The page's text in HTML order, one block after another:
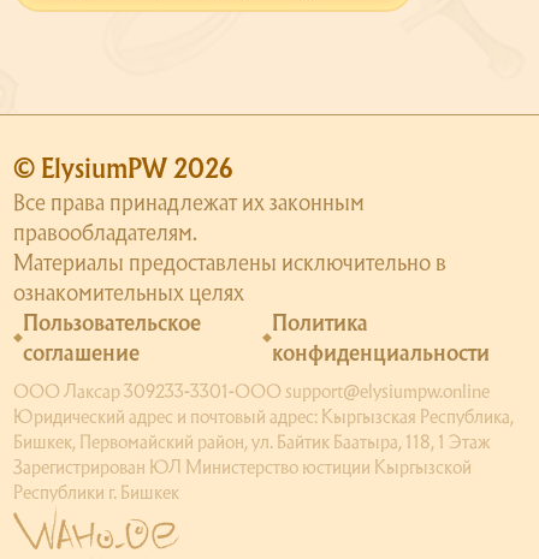
© ElysiumPW 2026
Все права принадлежат их законным
правообладателям.
Материалы предоставлены исключительно в
ознакомительных целях
Пользовательское
соглашение
Политика
конфиденциальности
ООО Лаксар 309233-3301-ООО support@elysiumpw.online
Юридический адрес и почтовый адрес: Кыргызская Республика,
Бишкек, Первомайский район, ул. Байтик Баатыра, 118, 1 Этаж
Зарегистрирован ЮЛ Министерство юстиции Кыргызской
Республики г. Бишкек